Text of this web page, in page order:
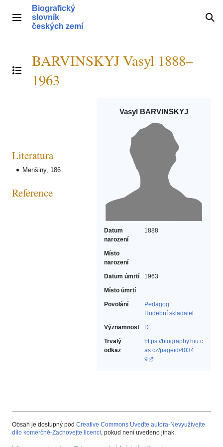
obsahHlavní menu
Biografický
slovník
českých zemí
Přepnout obsah
BARVINSKYJ Vasyl 1888–
1963
Vasyl BARVINSKYJ
Datum
narození
1888
Místo
narození
Datum úmrtí
1963
Místo úmrtí
Povolání
Pedagog‎
Hudební skladatel‎
Významnost
D
Trvalý
odkaz
https://biography.hiu.c
as.cz/pageid/4034
9
Literatura
Menšiny, 186
Reference
Obsah je dostupný pod Creative Commons Uveďte autora-Nevyužívejte
dílo komerčně-Zachovejte licenci, pokud není uvedeno jinak.